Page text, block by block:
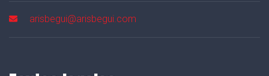
arisbegui@arisbegui.com